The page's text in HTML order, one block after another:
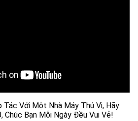
Tác Với Một Nhà Máy Thú Vị, Hãy
Chúc Bạn Mỗi Ngày Đều Vui Vẻ!